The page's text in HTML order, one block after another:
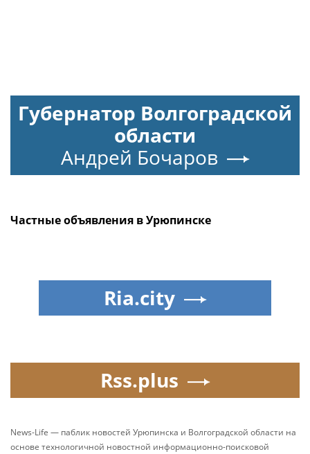
Губернатор Волгоградской
области
Андрей Бочаров
Частные объявления в Урюпинске
Ria.city
Rss.plus
News-Life — паблик новостей Урюпинска и Волгоградской области на
основе технологичной новостной информационно-поисковой